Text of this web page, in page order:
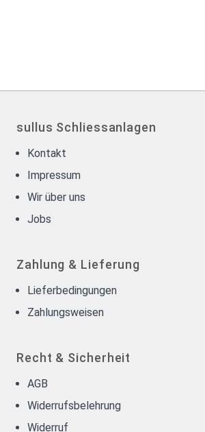
sullus Schliessanlagen
Kontakt
Impressum
Wir über uns
Jobs
Zahlung & Lieferung
Lieferbedingungen
Zahlungsweisen
Recht & Sicherheit
AGB
Widerrufsbelehrung
Widerruf